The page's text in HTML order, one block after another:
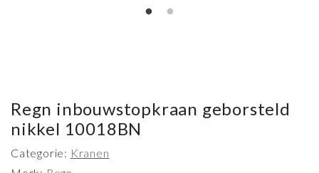
Regn inbouwstopkraan geborsteld
nikkel 10018BN
Categorie: Kranen